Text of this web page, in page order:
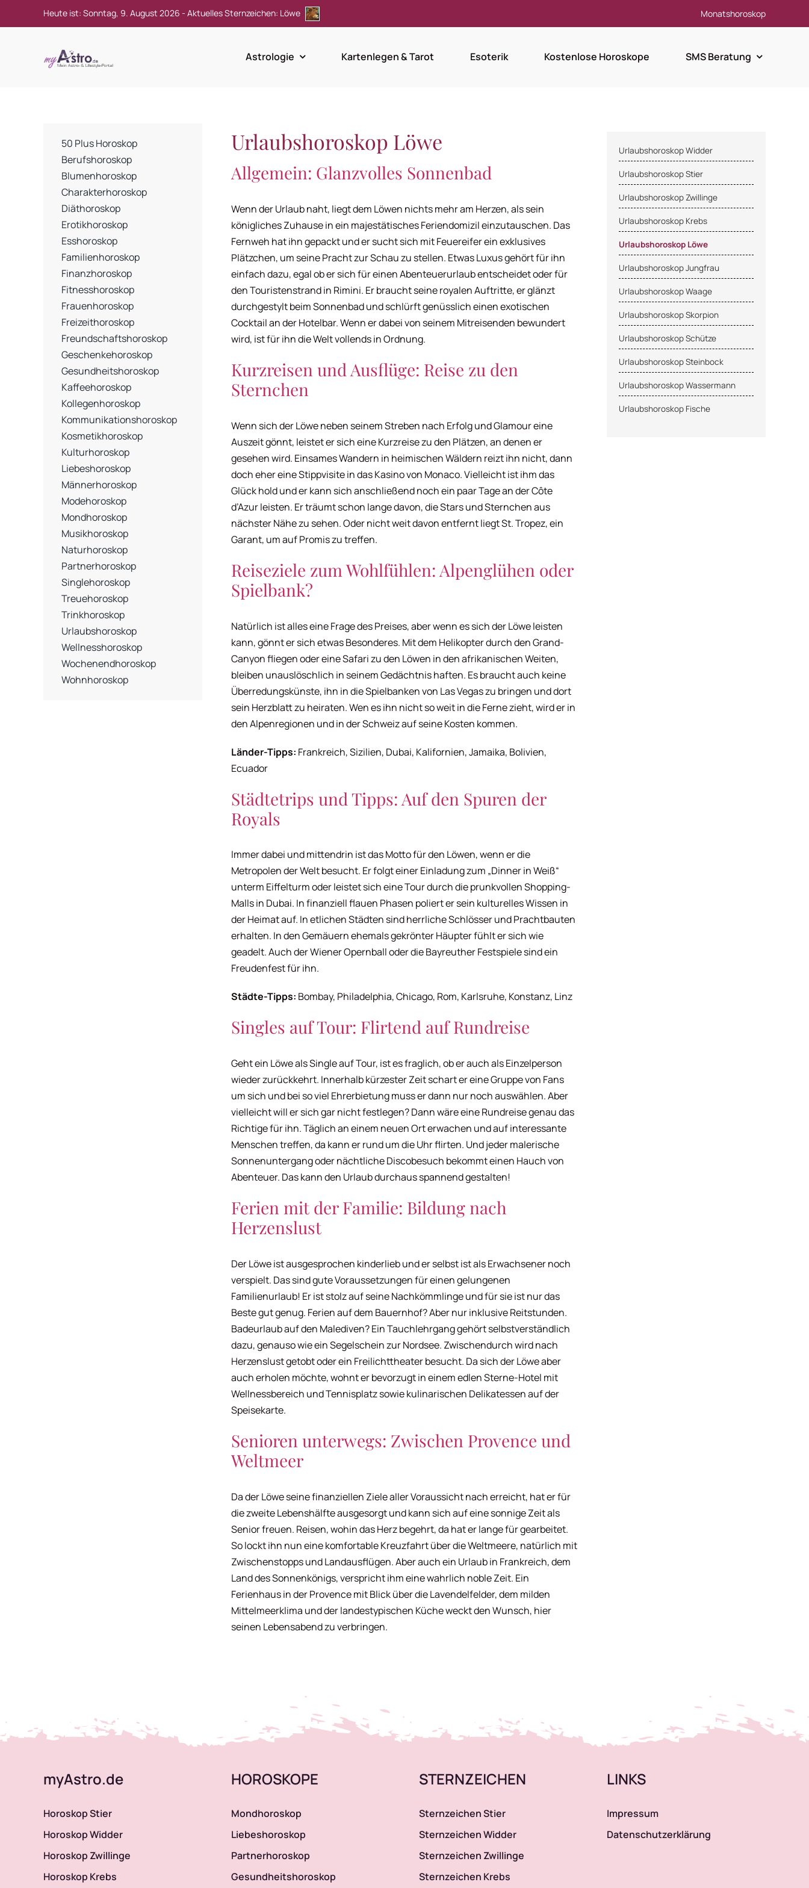
Heute ist: Sonntag, 9. August 2026 - Aktuelles Sternzeichen: Löwe Monatshoroskop
Astrologie Kartenlegen & Tarot Esoterik Kostenlose Horoskope SMS Beratung
50 Plus Horoskop
Berufshoroskop
Blumenhoroskop
Charakterhoroskop
Diäthoroskop
Erotikhoroskop
Esshoroskop
Familienhoroskop
Finanzhoroskop
Fitnesshoroskop
Frauenhoroskop
Freizeithoroskop
Freundschaftshoroskop
Geschenkehoroskop
Gesundheitshoroskop
Kaffeehoroskop
Kollegenhoroskop
Kommunikationshoroskop
Kosmetikhoroskop
Kulturhoroskop
Liebeshoroskop
Männerhoroskop
Modehoroskop
Mondhoroskop
Musikhoroskop
Naturhoroskop
Partnerhoroskop
Singlehoroskop
Treuehoroskop
Trinkhoroskop
Urlaubshoroskop
Wellnesshoroskop
Wochenendhoroskop
Wohnhoroskop
Urlaubshoroskop Löwe
Allgemein: Glanzvolles Sonnenbad
Wenn der Urlaub naht, liegt dem Löwen nichts mehr am Herzen, als sein
königliches Zuhause in ein majestätisches Feriendomizil einzutauschen. Das
Fernweh hat ihn gepackt und er sucht sich mit Feuereifer ein exklusives
Plätzchen, um seine Pracht zur Schau zu stellen. Etwas Luxus gehört für ihn
einfach dazu, egal ob er sich für einen Abenteuerurlaub entscheidet oder für
den Touristenstrand in Rimini. Er braucht seine royalen Auftritte, er glänzt
durchgestylt beim Sonnenbad und schlürft genüsslich einen exotischen
Cocktail an der Hotelbar. Wenn er dabei von seinem Mitreisenden bewundert
wird, ist für ihn die Welt vollends in Ordnung.
Kurzreisen und Ausflüge: Reise zu den
Sternchen
Wenn sich der Löwe neben seinem Streben nach Erfolg und Glamour eine
Auszeit gönnt, leistet er sich eine Kurzreise zu den Plätzen, an denen er
gesehen wird. Einsames Wandern in heimischen Wäldern reizt ihn nicht, dann
doch eher eine Stippvisite in das Kasino von Monaco. Vielleicht ist ihm das
Glück hold und er kann sich anschließend noch ein paar Tage an der Côte
d’Azur leisten. Er träumt schon lange davon, die Stars und Sternchen aus
nächster Nähe zu sehen. Oder nicht weit davon entfernt liegt St. Tropez, ein
Garant, um auf Promis zu treffen.
Reiseziele zum Wohlfühlen: Alpenglühen oder
Spielbank?
Natürlich ist alles eine Frage des Preises, aber wenn es sich der Löwe leisten
kann, gönnt er sich etwas Besonderes. Mit dem Helikopter durch den Grand-
Canyon fliegen oder eine Safari zu den Löwen in den afrikanischen Weiten,
bleiben unauslöschlich in seinem Gedächtnis haften. Es braucht auch keine
Überredungskünste, ihn in die Spielbanken von Las Vegas zu bringen und dort
sein Herzblatt zu heiraten. Wen es ihn nicht so weit in die Ferne zieht, wird er in
den Alpenregionen und in der Schweiz auf seine Kosten kommen.
Länder-Tipps: Frankreich, Sizilien, Dubai, Kalifornien, Jamaika, Bolivien,
Ecuador
Städtetrips und Tipps: Auf den Spuren der
Royals
Immer dabei und mittendrin ist das Motto für den Löwen, wenn er die
Metropolen der Welt besucht. Er folgt einer Einladung zum „Dinner in Weiß“
unterm Eiffelturm oder leistet sich eine Tour durch die prunkvollen Shopping-
Malls in Dubai. In finanziell flauen Phasen poliert er sein kulturelles Wissen in
der Heimat auf. In etlichen Städten sind herrliche Schlösser und Prachtbauten
erhalten. In den Gemäuern ehemals gekrönter Häupter fühlt er sich wie
geadelt. Auch der Wiener Opernball oder die Bayreuther Festspiele sind ein
Freudenfest für ihn.
Städte-Tipps: Bombay, Philadelphia, Chicago, Rom, Karlsruhe, Konstanz, Linz
Singles auf Tour: Flirtend auf Rundreise
Geht ein Löwe als Single auf Tour, ist es fraglich, ob er auch als Einzelperson
wieder zurückkehrt. Innerhalb kürzester Zeit schart er eine Gruppe von Fans
um sich und bei so viel Ehrerbietung muss er dann nur noch auswählen. Aber
vielleicht will er sich gar nicht festlegen? Dann wäre eine Rundreise genau das
Richtige für ihn. Täglich an einem neuen Ort erwachen und auf interessante
Menschen treffen, da kann er rund um die Uhr flirten. Und jeder malerische
Sonnenuntergang oder nächtliche Discobesuch bekommt einen Hauch von
Abenteuer. Das kann den Urlaub durchaus spannend gestalten!
Ferien mit der Familie: Bildung nach
Herzenslust
Der Löwe ist ausgesprochen kinderlieb und er selbst ist als Erwachsener noch
verspielt. Das sind gute Voraussetzungen für einen gelungenen
Familienurlaub! Er ist stolz auf seine Nachkömmlinge und für sie ist nur das
Beste gut genug. Ferien auf dem Bauernhof? Aber nur inklusive Reitstunden.
Badeurlaub auf den Malediven? Ein Tauchlehrgang gehört selbstverständlich
dazu, genauso wie ein Segelschein zur Nordsee. Zwischendurch wird nach
Herzenslust getobt oder ein Freilichttheater besucht. Da sich der Löwe aber
auch erholen möchte, wohnt er bevorzugt in einem edlen Sterne-Hotel mit
Wellnessbereich und Tennisplatz sowie kulinarischen Delikatessen auf der
Speisekarte.
Senioren unterwegs: Zwischen Provence und
Weltmeer
Da der Löwe seine finanziellen Ziele aller Voraussicht nach erreicht, hat er für
die zweite Lebenshälfte ausgesorgt und kann sich auf eine sonnige Zeit als
Senior freuen. Reisen, wohin das Herz begehrt, da hat er lange für gearbeitet.
So lockt ihn nun eine komfortable Kreuzfahrt über die Weltmeere, natürlich mit
Zwischenstopps und Landausflügen. Aber auch ein Urlaub in Frankreich, dem
Land des Sonnenkönigs, verspricht ihm eine wahrlich noble Zeit. Ein
Ferienhaus in der Provence mit Blick über die Lavendelfelder, dem milden
Mittelmeerklima und der landestypischen Küche weckt den Wunsch, hier
seinen Lebensabend zu verbringen.
Urlaubshoroskop Widder
Urlaubshoroskop Stier
Urlaubshoroskop Zwillinge
Urlaubshoroskop Krebs
Urlaubshoroskop Löwe
Urlaubshoroskop Jungfrau
Urlaubshoroskop Waage
Urlaubshoroskop Skorpion
Urlaubshoroskop Schütze
Urlaubshoroskop Steinbock
Urlaubshoroskop Wassermann
Urlaubshoroskop Fische
myAstro.de
Horoskop Stier
Horoskop Widder
Horoskop Zwillinge
Horoskop Krebs
HOROSKOPE
Mondhoroskop
Liebeshoroskop
Partnerhoroskop
Gesundheitshoroskop
STERNZEICHEN
Sternzeichen Stier
Sternzeichen Widder
Sternzeichen Zwillinge
Sternzeichen Krebs
LINKS
Impressum
Datenschutzerklärung